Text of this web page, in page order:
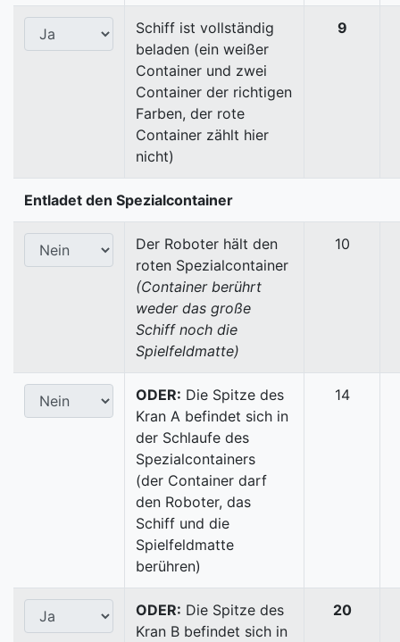
Schiff ist vollständig
beladen (ein weißer
Container und zwei
Container der richtigen
Farben, der rote
Container zählt hier
nicht)
9
Entladet den Spezialcontainer
Der Roboter hält den
roten Spezialcontainer
(Container berührt
weder das große
Schiff noch die
Spielfeldmatte)
10
ODER: Die Spitze des
Kran A befindet sich in
der Schlaufe des
Spezialcontainers
(der Container darf
den Roboter, das
Schiff und die
Spielfeldmatte
berühren)
14
ODER: Die Spitze des
Kran B befindet sich in
20